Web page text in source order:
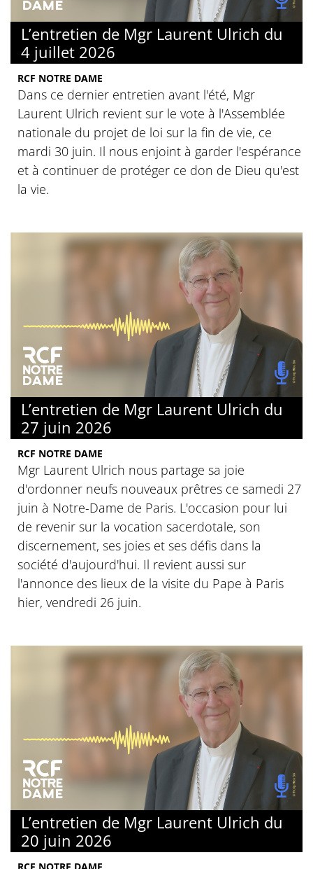
L’entretien de Mgr Laurent Ulrich du
4 juillet 2026
RCF NOTRE DAME
Dans ce dernier entretien avant l'été, Mgr
Laurent Ulrich revient sur le vote à l'Assemblée
nationale du projet de loi sur la fin de vie, ce
mardi 30 juin. Il nous enjoint à garder l'espérance
et à continuer de protéger ce don de Dieu qu'est
la vie.
L’entretien de Mgr Laurent Ulrich du
27 juin 2026
RCF NOTRE DAME
Mgr Laurent Ulrich nous partage sa joie
d'ordonner neufs nouveaux prêtres ce samedi 27
juin à Notre-Dame de Paris. L'occasion pour lui
de revenir sur la vocation sacerdotale, son
discernement, ses joies et ses défis dans la
société d'aujourd'hui. Il revient aussi sur
l'annonce des lieux de la visite du Pape à Paris
hier, vendredi 26 juin.
L’entretien de Mgr Laurent Ulrich du
20 juin 2026